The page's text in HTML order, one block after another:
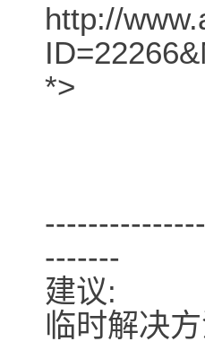
http://
*>
-------
建议:
临时解决方